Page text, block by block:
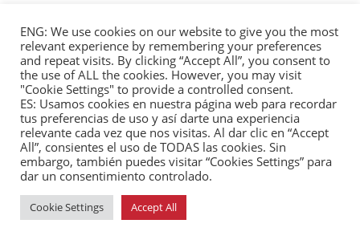
ENG: We use cookies on our website to give you the most
relevant experience by remembering your preferences
and repeat visits. By clicking “Accept All”, you consent to
the use of ALL the cookies. However, you may visit
"Cookie Settings" to provide a controlled consent.
ES: Usamos cookies en nuestra página web para recordar
tus preferencias de uso y así darte una experiencia
relevante cada vez que nos visitas. Al dar clic en “Accept
All”, consientes el uso de TODAS las cookies. Sin
embargo, también puedes visitar “Cookies Settings” para
dar un consentimiento controlado.
Cookie Settings Accept All